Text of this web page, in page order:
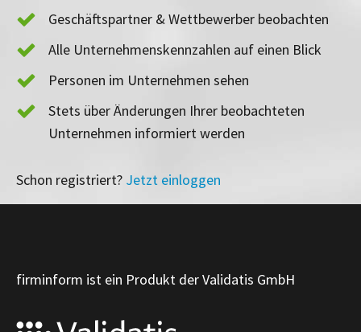
Geschäftspartner & Wettbewerber beobachten
Alle Unternehmenskennzahlen auf einen Blick
Personen im Unternehmen sehen
Stets über Änderungen Ihrer beobachteten
Unternehmen informiert werden
Schon registriert? Jetzt einloggen
firminform ist ein Produkt der Validatis GmbH